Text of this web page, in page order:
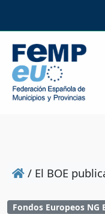
/ El BOE
Fondos Europeos NG